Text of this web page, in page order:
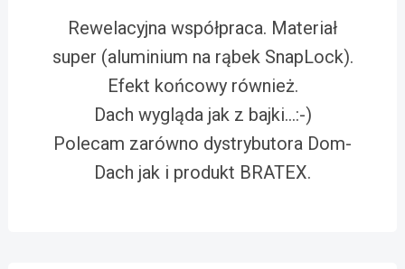
Rewelacyjna współpraca. Materiał
super (aluminium na rąbek SnapLock).
Efekt końcowy również.
Dach wygląda jak z bajki…:-)
Polecam zarówno dystrybutora Dom-
Dach jak i produkt BRATEX.